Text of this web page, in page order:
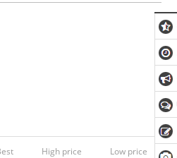
High price Low price